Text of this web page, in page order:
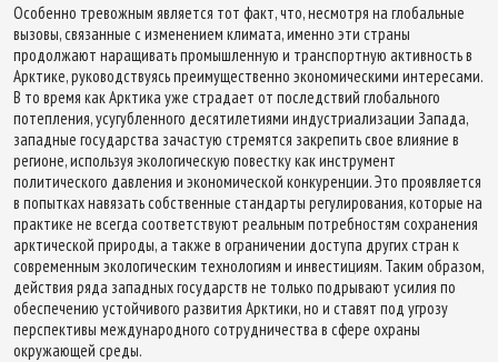
Особенно тревожным является тот факт, что, несмотря на глобальные
вызовы, связанные с изменением климата, именно эти страны
продолжают наращивать промышленную и транспортную активность в
Арктике, руководствуясь преимущественно экономическими интересами.
В то время как Арктика уже страдает от последствий глобального
потепления, усугубленного десятилетиями индустриализации Запада,
западные государства зачастую стремятся закрепить свое влияние в
регионе, используя экологическую повестку как инструмент
политического давления и экономической конкуренции. Это проявляется
в попытках навязать собственные стандарты регулирования, которые на
практике не всегда соответствуют реальным потребностям сохранения
арктической природы, а также в ограничении доступа других стран к
современным экологическим технологиям и инвестициям. Таким образом,
действия ряда западных государств не только подрывают усилия по
обеспечению устойчивого развития Арктики, но и ставят под угрозу
перспективы международного сотрудничества в сфере охраны
окружающей среды.